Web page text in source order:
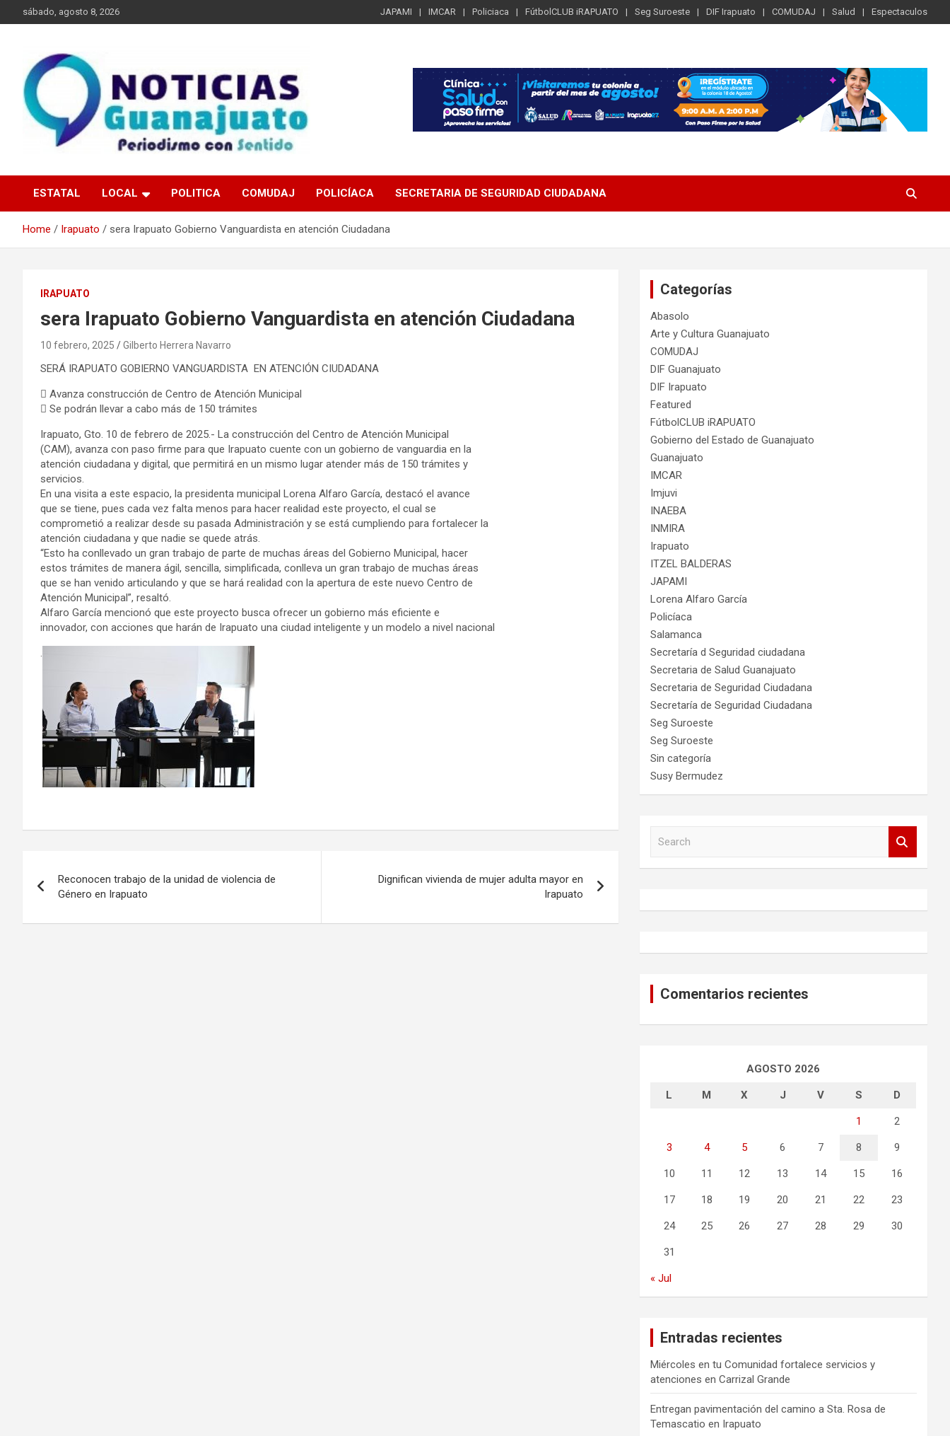
to
sábado, agosto 8, 2026 JAPAMI IMCAR Policiaca FútbolCLUB iRAPUATO Seg Suroeste DIF Irapuato COMUDAJ Salud Espectaculos
Noticias Guanajuato
ESTATAL LOCAL POLITICA COMUDAJ POLICÍACA SECRETARIA DE SEGURIDAD CIUDADANA
Home Irapuato sera Irapuato Gobierno Vanguardista en atención Ciudadana
IRAPUATO
sera Irapuato Gobierno Vanguardista en atención Ciudadana
10 febrero, 2025 Gilberto Herrera Navarro
SERÁ IRAPUATO GOBIERNO VANGUARDISTA EN ATENCIÓN CIUDADANA
 Avanza construcción de Centro de Atención Municipal
 Se podrán llevar a cabo más de 150 trámites
Irapuato, Gto. 10 de febrero de 2025.- La construcción del Centro de Atención Municipal
(CAM), avanza con paso firme para que Irapuato cuente con un gobierno de vanguardia en la
atención ciudadana y digital, que permitirá en un mismo lugar atender más de 150 trámites y
servicios.
En una visita a este espacio, la presidenta municipal Lorena Alfaro García, destacó el avance
que se tiene, pues cada vez falta menos para hacer realidad este proyecto, el cual se
comprometió a realizar desde su pasada Administración y se está cumpliendo para fortalecer la
atención ciudadana y que nadie se quede atrás.
“Esto ha conllevado un gran trabajo de parte de muchas áreas del Gobierno Municipal, hacer
estos trámites de manera ágil, sencilla, simplificada, conlleva un gran trabajo de muchas áreas
que se han venido articulando y que se hará realidad con la apertura de este nuevo Centro de
Atención Municipal”, resaltó.
Alfaro García mencionó que este proyecto busca ofrecer un gobierno más eficiente e
innovador, con acciones que harán de Irapuato una ciudad inteligente y un modelo a nivel nacional
.
de
entradas
Reconocen trabajo de la unidad de violencia de
Género en Irapuato
Dignifican vivienda de mujer adulta mayor en
Irapuato
Categorías
Abasolo
Arte y Cultura Guanajuato
COMUDAJ
DIF Guanajuato
DIF Irapuato
Featured
FútbolCLUB iRAPUATO
Gobierno del Estado de Guanajuato
Guanajuato
IMCAR
Imjuvi
INAEBA
INMIRA
Irapuato
ITZEL BALDERAS
JAPAMI
Lorena Alfaro García
Policíaca
Salamanca
Secretaría d Seguridad ciudadana
Secretaria de Salud Guanajuato
Secretaria de Seguridad Ciudadana
Secretaría de Seguridad Ciudadana
Seg Suroeste
Seg Suroeste
Sin categoría
Susy Bermudez
h
Comentarios recientes
AGOSTO 2026
L M X J V S D
1 2
3 4 5 6 7 8 9
10 11 12 13 14 15 16
17 18 19 20 21 22 23
24 25 26 27 28 29 30
31
« Jul
Entradas recientes
Miércoles en tu Comunidad fortalece servicios y
atenciones en Carrizal Grande
Entregan pavimentación del camino a Sta. Rosa de
Temascatio en Irapuato